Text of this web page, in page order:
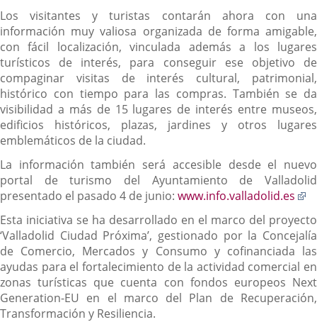
Los visitantes y turistas contarán ahora con una
información muy valiosa organizada de forma amigable,
con fácil localización, vinculada además a los lugares
turísticos de interés, para conseguir ese objetivo de
compaginar visitas de interés cultural, patrimonial,
histórico con tiempo para las compras. También se da
visibilidad a más de 15 lugares de interés entre museos,
edificios históricos, plazas, jardines y otros lugares
emblemáticos de la ciudad.
La información también será accesible desde el nuevo
portal de turismo del Ayuntamiento de Valladolid
presentado el pasado 4 de junio: www.info.valladolid.es
Esta iniciativa se ha desarrollado en el marco del proyecto
‘Valladolid Ciudad Próxima’, gestionado por la Concejalía
de Comercio, Mercados y Consumo y cofinanciada las
ayudas para el fortalecimiento de la actividad comercial en
zonas turísticas que cuenta con fondos europeos Next
Generation-EU en el marco del Plan de Recuperación,
Transformación y Resiliencia.